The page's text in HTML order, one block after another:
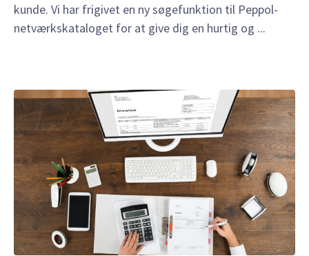
kunde. Vi har frigivet en ny søgefunktion til Peppol-
netværkskataloget for at give dig en hurtig og ...